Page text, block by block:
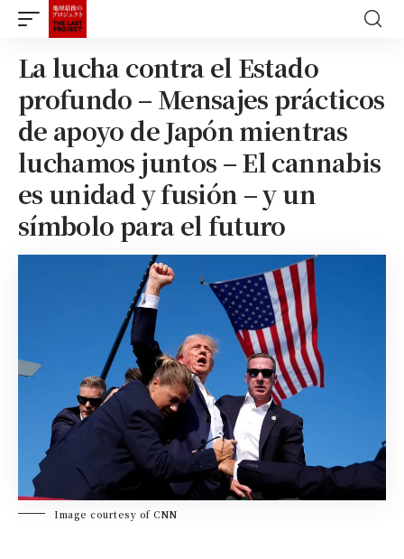
La lucha contra el Estado
profundo – Mensajes prácticos
de apoyo de Japón mientras
luchamos juntos – El cannabis
es unidad y fusión – y un
símbolo para el futuro
Image courtesy of CNN